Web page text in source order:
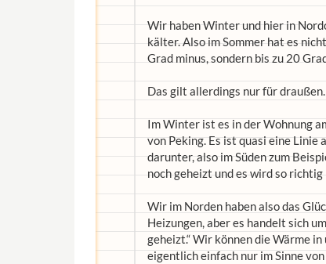
Wir haben Winter und hier in
kälter. Also im Sommer hat es
Grad minus, sondern bis zu 20
Das gilt allerdings nur für draußen.
Im Winter ist es in der Wohnung
von Peking. Es ist quasi eine Linie
darunter, also im Süden zum
noch geheizt und es wird so
Wir im Norden haben also das
Heizungen, aber es handelt sich
geheizt.“ Wir können die Wärme
eigentlich einfach nur im Sinne